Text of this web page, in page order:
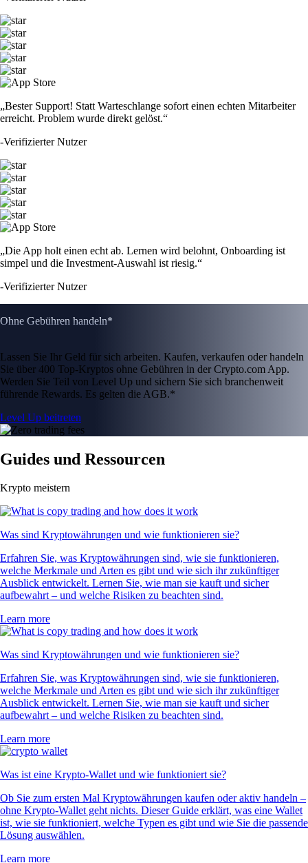
„Bester Support! Statt Warteschlange sofort einen echten Mitarbeiter
erreicht. Problem wurde direkt gelöst.“
-Verifizierter Nutzer
„Die App holt einen echt ab. Lernen wird belohnt, Onboarding ist
simpel und die Investment-Auswahl ist riesig.“
-Verifizierter Nutzer
Ohne Gebühren handeln*
Lassen Sie Ihr Geld für sich arbeiten. Kaufen, verkaufen oder handeln
Sie über 400 Top-Kryptos ohne Gebühren in der Crypto.com App.
Werden Sie Teil von Level Up und sichern Sie sich branchenweit
führende Rewards. Es gelten die AGB.*
Level Up beitreten
Guides und Ressourcen
Krypto meistern
Was sind Kryptowährungen und wie funktionieren sie?
Erfahren Sie, was Kryptowährungen sind, wie sie funktionieren,
welche Merkmale und Arten es gibt und wie sich ihr zukünftiger
Ausblick entwickelt. Lernen Sie, wie man sie kauft und sicher
aufbewahrt – und welche Risiken zu beachten sind.
Learn more
Was sind Kryptowährungen und wie funktionieren sie?
Erfahren Sie, was Kryptowährungen sind, wie sie funktionieren,
welche Merkmale und Arten es gibt und wie sich ihr zukünftiger
Ausblick entwickelt. Lernen Sie, wie man sie kauft und sicher
aufbewahrt – und welche Risiken zu beachten sind.
Learn more
Was ist eine Krypto-Wallet und wie funktioniert sie?
Ob Sie zum ersten Mal Kryptowährungen kaufen oder aktiv handeln –
ohne Krypto-Wallet geht nichts. Dieser Guide erklärt, was eine Wallet
ist, wie sie funktioniert, welche Typen es gibt und wie Sie die passende
Lösung auswählen.
Learn more